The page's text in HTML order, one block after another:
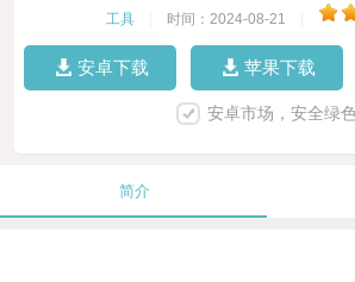
工具 时间：2024-08-21
安卓下载 苹果下载
安卓市场，安全绿
简介